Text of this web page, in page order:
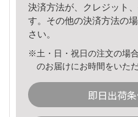
決済方法が、クレジット
す。その他の決済方法の
さい。
※土・日・祝日の注文の場
のお届けにお時間をいた
即日出荷